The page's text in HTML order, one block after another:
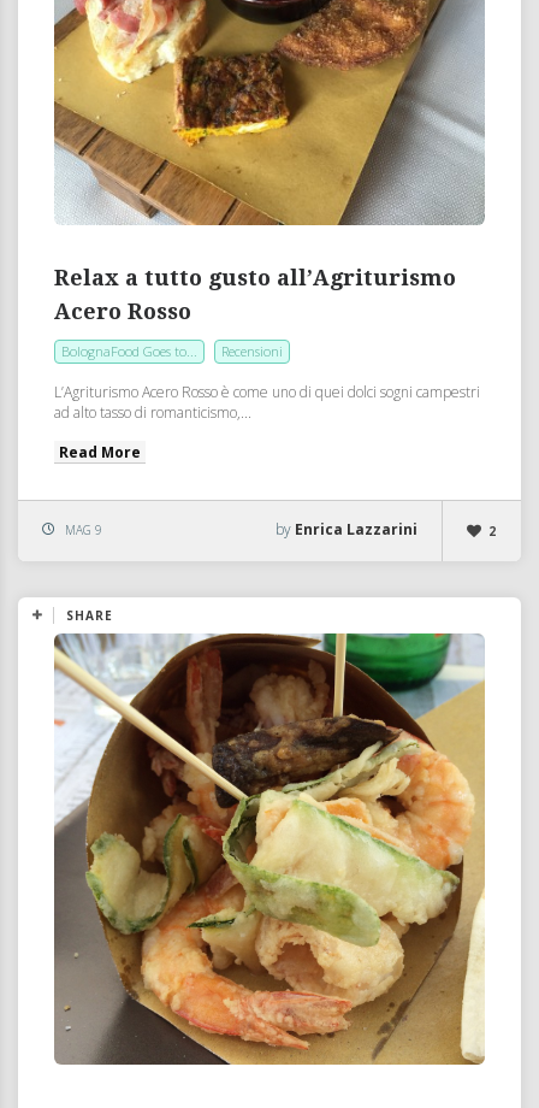
Relax a tutto gusto all’Agriturismo
Acero Rosso
BolognaFood Goes to... Recensioni
L’Agriturismo Acero Rosso è come uno di quei dolci sogni campestri
ad alto tasso di romanticismo,...
Read More
MAG 9 2
by Enrica Lazzarini
SHARE